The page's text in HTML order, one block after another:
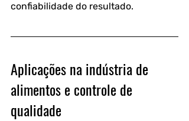
confiabilidade do resultado.
Aplicações na indústria de
alimentos e controle de
qualidade